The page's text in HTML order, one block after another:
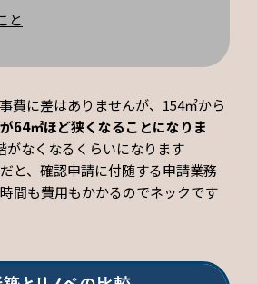
と
費に差はありませんが、154㎡から
64㎡ほど狭くなることになりま
がなくなるくらいになります
、確認申請に付随する申請業務
間も費用もかかるのでネックです